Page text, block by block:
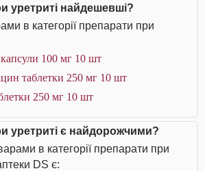
уретриті найдешевші?
в категорії препарати при
100 мг 10 шт
таблетки 250 мг 10 шт
250 мг 10 шт
уретриті є найдорожчими?
в категорії препарати при
DS є: